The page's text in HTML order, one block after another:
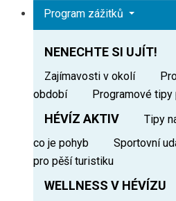
Program zážitků
NENECHTE SI UJÍT!
Zajímavosti v okolí
období
Programové tipy
HÉVÍZ AKTIV Tipy
co je pohyb
Sportovní
pro pěší turistiku
WELLNESS V HÉVÍZU